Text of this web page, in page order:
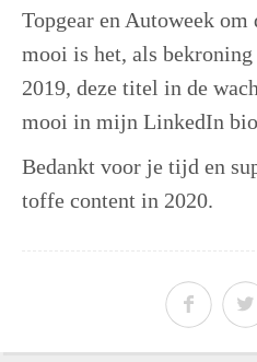
Topgear en Autoweek om
mooi is het, als
2019, deze titel in de
mooi in mijn LinkedIn
Bedankt voor je tijd en
toffe content in 2020.